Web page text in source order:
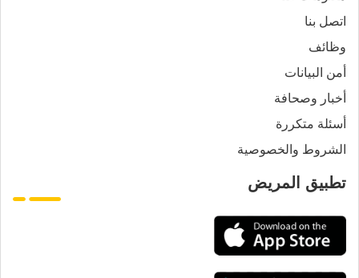
اتصل بنا
وظائف
أمن البيانات
أخبار وصحافة
أسئلة متكررة
الشروط والخصوصية
تطبيق المريض